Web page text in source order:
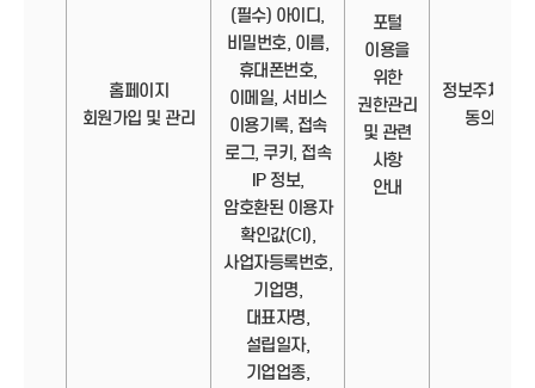
홈페이지
회원가입 및 관리
포털
이용을
위한
권한관리
및 관련
사항
안내
정보주체의
동의
(필수) 아이디,
비밀번호, 이름,
휴대폰번호,
이메일, 서비스
이용기록, 접속
로그, 쿠키, 접속
IP 정보,
암호환된 이용자
확인값(CI),
사업자등록번호,
기업명,
대표자명,
설립일자,
기업업종,